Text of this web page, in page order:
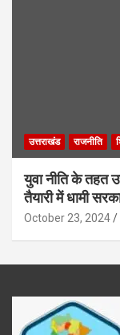
उत्तराखंड राजनीति
युवा नीति के तहत
तैयारी में धामी
October 23, 2024